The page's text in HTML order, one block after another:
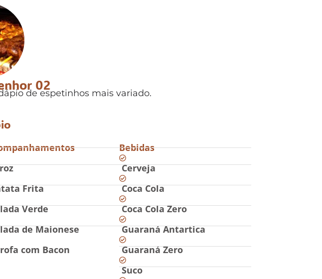
02
de espetinhos mais variado.
Frita
Verde
de Maionese
com Bacon
Bebidas
Cerveja
Coca Cola
Coca Cola Zero
Guaraná Antartica
Guaraná Zero
Suco